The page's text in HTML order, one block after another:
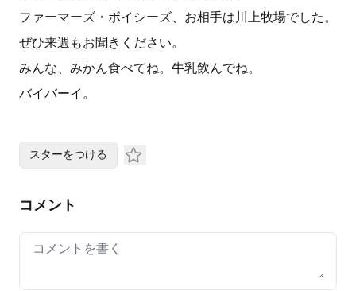
ファーマーズ・ボイシーズ、お相手は川上牧場でした。
ぜひ来週もお聞きください。
みんな、みかん食べてね。牛乳飲んでね。
バイバーイ。
スターをつける
コメント
Your comment